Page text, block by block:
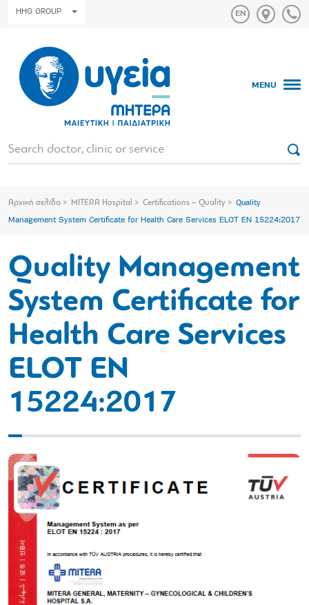
HHG GROUP
MENU
Αρχική σελίδα MITERA Hospital Certifications – Quality Quality
Management System Certificate for Health Care Services ELOT EN 15224:2017
Quality Management
System Certificate for
Health Care Services
ELOT EN
15224:2017